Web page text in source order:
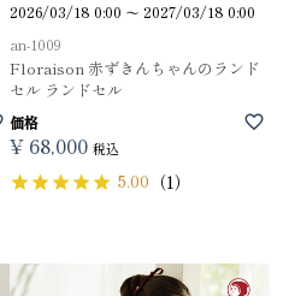
2026/03/18 0:00 〜 2027/03/18 0:00
an-1009
Floraison 赤ずきんちゃんのランド
セル ランドセル
価格
¥ 68,000 税込
5.00 （1）